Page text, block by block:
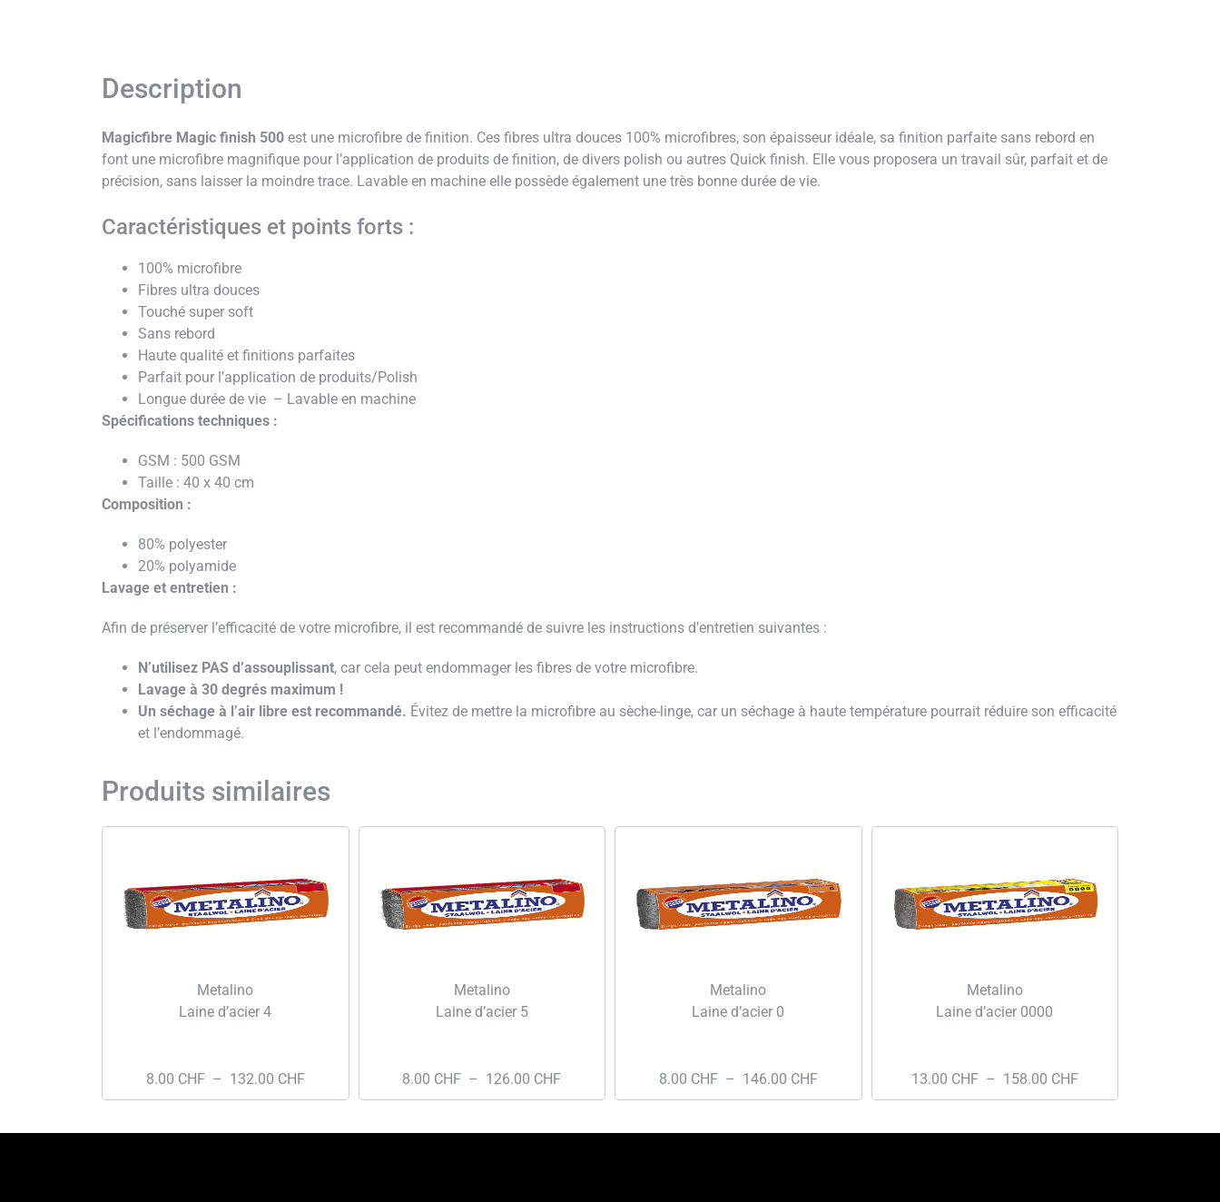
Description
Magicfibre Magic finish 500 est une microfibre de finition. Ces fibres ultra douces 100% microfibres, son épaisseur idéale, sa finition parfaite sans rebord en
font une microfibre magnifique pour l’application de produits de finition, de divers polish ou autres Quick finish. Elle vous proposera un travail sûr, parfait et de
précision, sans laisser la moindre trace. Lavable en machine elle possède également une très bonne durée de vie.
Caractéristiques et points forts :
100% microfibre
Fibres ultra douces
Touché super soft
Sans rebord
Haute qualité et finitions parfaites
Parfait pour l’application de produits/Polish
Longue durée de vie – Lavable en machine
Spécifications techniques :
GSM : 500 GSM
Taille : 40 x 40 cm
Composition :
80% polyester
20% polyamide
Lavage et entretien :
Afin de préserver l’efficacité de votre microfibre, il est recommandé de suivre les instructions d’entretien suivantes :
N’utilisez PAS d’assouplissant, car cela peut endommager les fibres de votre microfibre.
Lavage à 30 degrés maximum !
Un séchage à l’air libre est recommandé. Évitez de mettre la microfibre au sèche-linge, car un séchage à haute température pourrait réduire son efficacité
et l’endommagé.
Produits similaires
Metalino
Laine d’acier 4
8.00 CHF – 132.00 CHF
Metalino
Laine d’acier 5
8.00 CHF – 126.00 CHF
Metalino
Laine d’acier 0
8.00 CHF – 146.00 CHF
Metalino
Laine d’acier 0000
13.00 CHF – 158.00 CHF